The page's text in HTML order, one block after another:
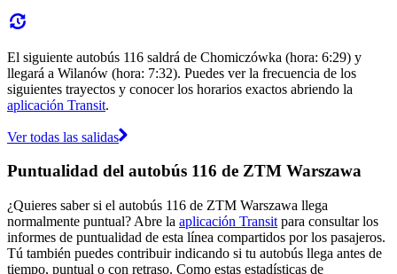
El siguiente autobús 116 saldrá de Chomiczówka (hora: 6:29) y
llegará a Wilanów (hora: 7:32). Puedes ver la frecuencia de los
siguientes trayectos y conocer los horarios exactos abriendo la
aplicación Transit.
Ver todas las salidas
Puntualidad del autobús 116 de ZTM Warszawa
¿Quieres saber si el autobús 116 de ZTM Warszawa llega
normalmente puntual? Abre la aplicación Transit para consultar los
informes de puntualidad de esta línea compartidos por los pasajeros.
Tú también puedes contribuir indicando si tu autobús llega antes de
tiempo, puntual o con retraso. Como estas estadísticas de